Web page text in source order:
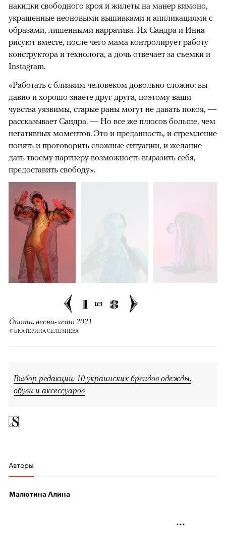
накидки свободного кроя и жилеты на манер кимоно,
украшенные неоновыми вышивками и аппликациями с
образами, лишенными нарратива. Их Сандра и Инна
рисуют вместе, после чего мама контролирует работу
конструктора и технолога, а дочь отвечает за съемки и
Instagram.
«Работать с близким человеком довольно сложно: вы
давно и хорошо знаете друг друга, поэтому ваши
чувства уязвимы, старые раны могут не давать покоя, —
рассказывает Сандра. — Но все же плюсов больше, чем
негативных моментов. Это и преданность, и стремление
понять и проговорить сложные ситуации, и желание
дать твоему партнеру возможность выразить себя,
предоставить свободу».
1 из 8
Ónoma, весна-лето 2021
© ЕКАТЕРИНА СЕЛЕЗНЕВА
Выбор редакции: 10 украинских брендов одежды,
обуви и аксессуаров
Авторы
Малютина Алина